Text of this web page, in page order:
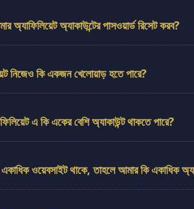
অ্যাফিলিয়েট অ্যাকাউন্টের পাসওয়ার্ড রিসেট করব?
নিজেও কি একজন খেলোয়াড় হতে পারে?
এ কি একের বেশি অ্যাকাউন্ট থাকতে পারে?
ওয়েবসাইট থাকে, তাহলে আমার কি একাধিক